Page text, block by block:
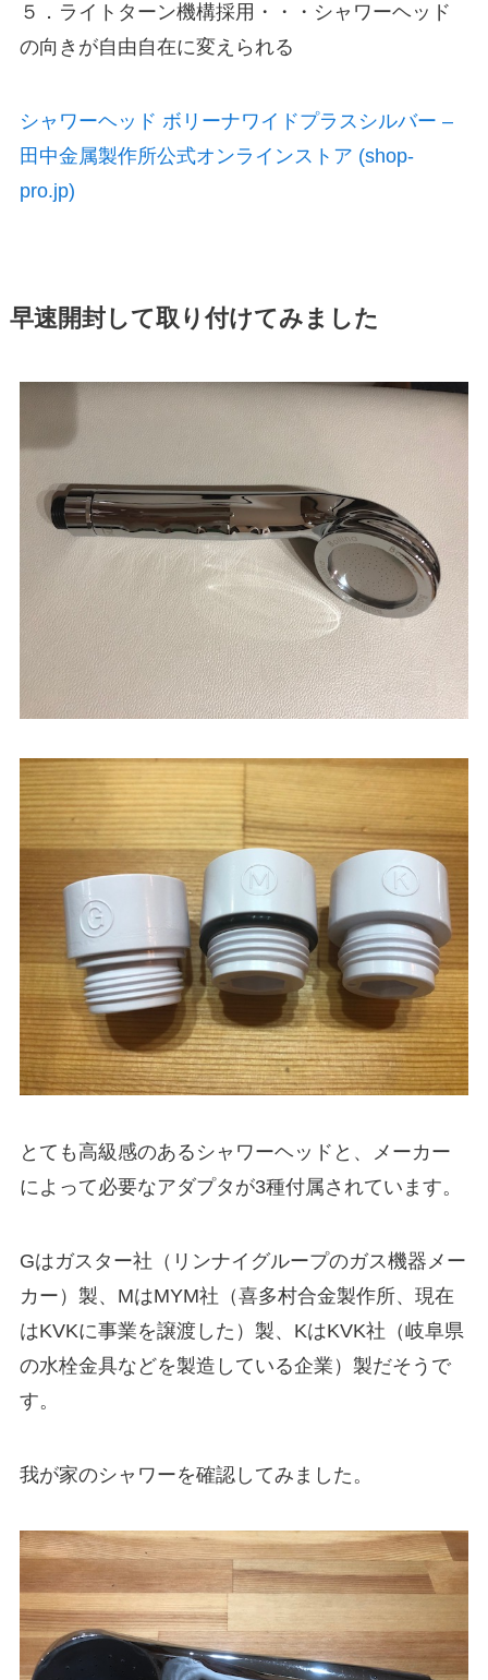
５．ライトターン機構採用・・・シャワーヘッド
の向きが自由自在に変えられる
シャワーヘッド ボリーナワイドプラスシルバー –
田中金属製作所公式オンラインストア (shop-
pro.jp)
早速開封して取り付けてみました
とても高級感のあるシャワーヘッドと、メーカー
によって必要なアダプタが3種付属されています。
Gはガスター社（リンナイグループのガス機器メー
カー）製、MはMYM社（喜多村合金製作所、現在
はKVKに事業を譲渡した）製、KはKVK社（岐阜県
の水栓金具などを製造している企業）製だそうで
す。
我が家のシャワーを確認してみました。